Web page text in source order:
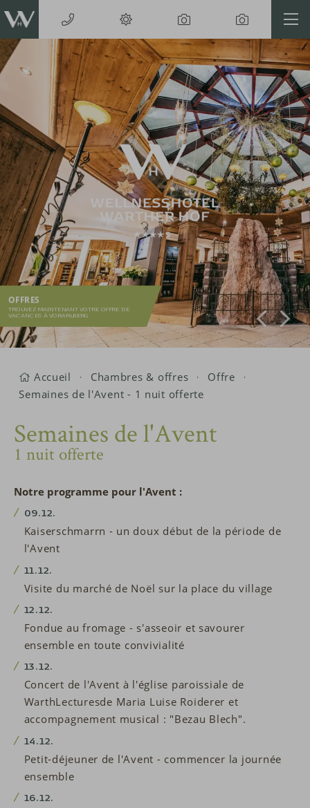
OFFRES
TROUVEZ MAINTENANT VOTRE OFFRE DE
VACANCES À VORARLBERG
Accueil Chambres & offres
Offre
Semaines de l'Avent - 1 nuit offerte
Semaines de l'Avent
1 nuit offerte
Notre programme pour l'Avent :
09.12.
Kaiserschmarrn - un doux début de la période de
l'Avent
11.12.
Visite du marché de Noël sur la place du village
12.12.
Fondue au fromage - s'asseoir et savourer
ensemble en toute convivialité
13.12.
Concert de l'Avent à l'église paroissiale de
WarthLecturesde Maria Luise Roiderer et
accompagnement musical : "Bezau Blech".
14.12.
Petit-déjeuner de l'Avent - commencer la journée
ensemble
16.12.